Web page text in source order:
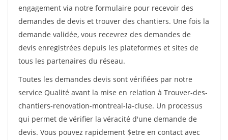
engagement via notre formulaire pour recevoir des
demandes de devis et trouver des chantiers. Une fois la
demande validée, vous recevrez des demandes de
devis enregistrées depuis les plateformes et sites de
tous les partenaires du réseau.
Toutes les demandes devis sont vérifiées par notre
service Qualité avant la mise en relation à Trouver-des-
chantiers-renovation-montreal-la-cluse. Un processus
qui permet de vérifier la véracité d'une demande de
devis. Vous pouvez rapidement $etre en contact avec